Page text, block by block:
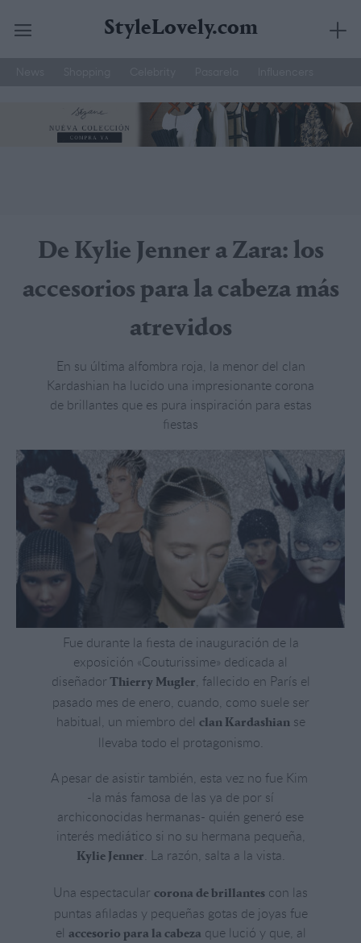
contenido
StyleLovely.com
Street Style Moda Hombre
De Kylie Jenner a Zara: los
accesorios para la cabeza más
atrevidos
En su última alfombra roja, la menor del clan
Kardashian ha lucido una impresionante corona
de brillantes que es pura inspiración para estas
fiestas
Fue durante la fiesta de inauguración de la
exposición «Couturissime» dedicada al
diseñador Thierry Mugler, fallecido en París el
pasado mes de enero, cuando, como suele ser
habitual, un miembro del clan Kardashianse
llevaba todo el protagonismo.
A pesar de asistir también, esta vez no fue Kim
-la más famosa de las ya de por sí
archiconocidas hermanas- quién generó ese
interés mediático si no su hermana pequeña,
Kylie Jenner. La razón, salta a la vista.
Una espectacular corona de brillantes con las
puntas afiladas y pequeñas gotas de joyas fue
el accesorio para la cabeza que lució y que, al